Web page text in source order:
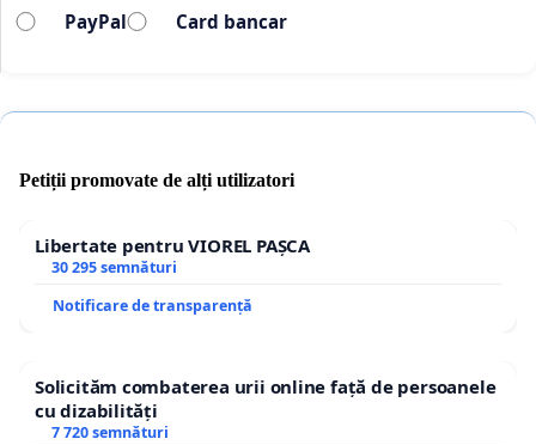
PayPal Card bancar
Petiții promovate de alți utilizatori
Libertate pentru VIOREL PAȘCA
30 295 semnături
Notificare de transparență
Solicităm combaterea urii online față de persoanele
cu dizabilități
7 720 semnături